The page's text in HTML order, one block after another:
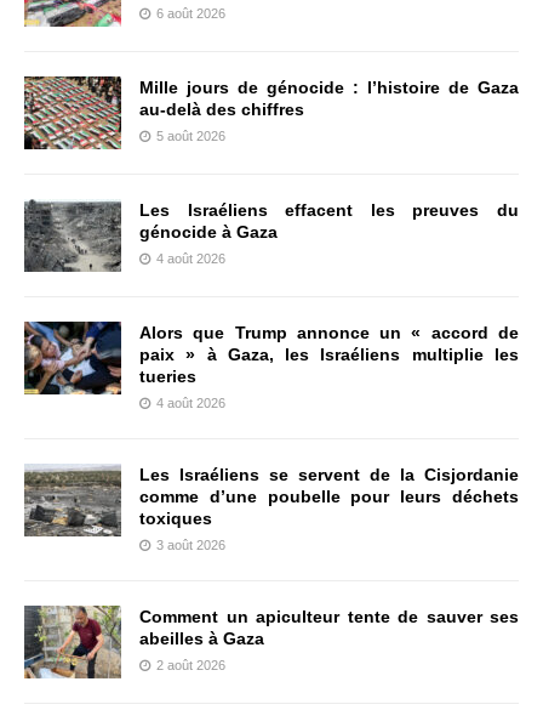
6 août 2026
Mille jours de génocide : l’histoire de Gaza
au-delà des chiffres
5 août 2026
Les Israéliens effacent les preuves du
génocide à Gaza
4 août 2026
Alors que Trump annonce un « accord de
paix » à Gaza, les Israéliens multiplie les
tueries
4 août 2026
Les Israéliens se servent de la Cisjordanie
comme d’une poubelle pour leurs déchets
toxiques
3 août 2026
Comment un apiculteur tente de sauver ses
abeilles à Gaza
2 août 2026